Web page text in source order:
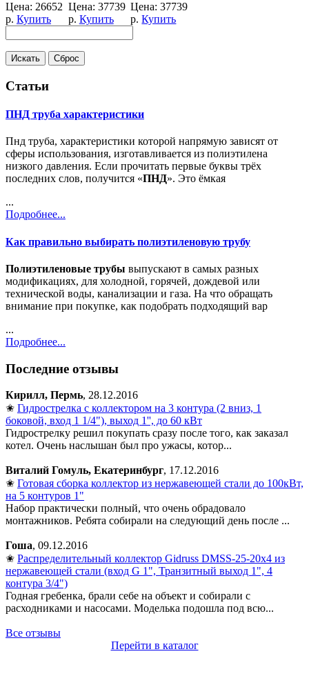
Цена: 26652
р. Купить
Цена: 37739
р. Купить
Цена: 37739
р. Купить
Статьи
ПНД труба характеристики
Пнд труба, характеристики которой напрямую зависят от
сферы использования, изготавливается из полиэтилена
низкого давления. Если прочитать первые буквы трёх
последних слов, получится «ПНД». Это ёмкая
...
Подробнее...
Как правильно выбирать полиэтиленовую трубу
Полиэтиленовые трубы выпускают в самых разных
модификациях, для холодной, горячей, дождевой или
технической воды, канализации и газа. На что обращать
внимание при покупке, как подобрать подходящий вар
...
Подробнее...
Последние отзывы
Кирилл, Пермь, 28.12.2016
✬ Гидрострелка с коллектором на 3 контура (2 вниз, 1
боковой, вход 1 1/4"), выход 1'', до 60 кВт
Гидрострелку решил покупать сразу после того, как заказал
котел. Очень наслышан был про ужасы, котор...
Виталий Гомуль, Екатеринбург, 17.12.2016
✬ Готовая сборка коллектор из нержавеющей стали до 100кВт,
на 5 контуров 1"
Набор практически полный, что очень обрадовало
монтажников. Ребята собирали на следующий день после ...
Гоша, 09.12.2016
✬ Распределительный коллектор Gidruss DMSS-25-20x4 из
нержавеющей стали (вход G 1", Транзитный выход 1", 4
контура 3/4")
Годная гребенка, брали себе на объект и собирали с
расходниками и насосами. Моделька подошла под всю...
Все отзывы
Перейти в каталог